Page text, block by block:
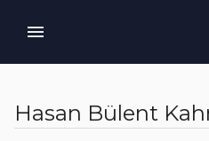
Hasan Bülent